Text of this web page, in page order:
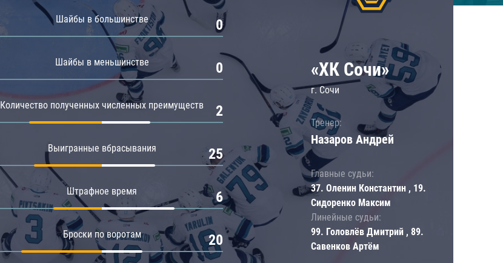
Шайбы в большинстве 0
Шайбы в меньшинстве 0
Количество полученных численных преимуществ 2
Выигранные вбрасывания 25
Штрафное время 6
Броски по воротам 20
«ХК Сочи»
г. Сочи
Тренер:
Назаров Андрей
Главные судьи:
37. Оленин Константин , 19.
Сидоренко Максим
Линейные судьи:
99. Головлёв Дмитрий , 89.
Савенков Артём